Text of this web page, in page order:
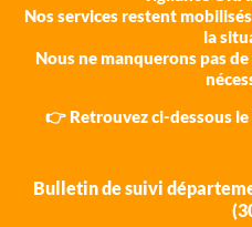
Nos services restent
la
Nous ne manquerons pas
👉 Retrouvez ci-dessous
Bulletin de suivi